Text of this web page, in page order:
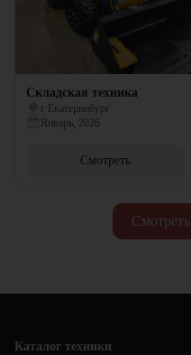
Складская техника
г Екатеринбург
Январь, 2026
Смотреть
Каталог техники